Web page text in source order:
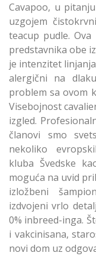
Cavapoo, u
uzgojem
teacup pudle.
predstavnika obe
je intenzitet
alergični na
problem sa ovom
Visebojnost
izgled.
članovi smo
nekoliko
kluba Švedske
moguća na uvid
izložbeni
izdvojeni vrlo
0% inbreed-inga.
i vakcinisana,
novi dom uz